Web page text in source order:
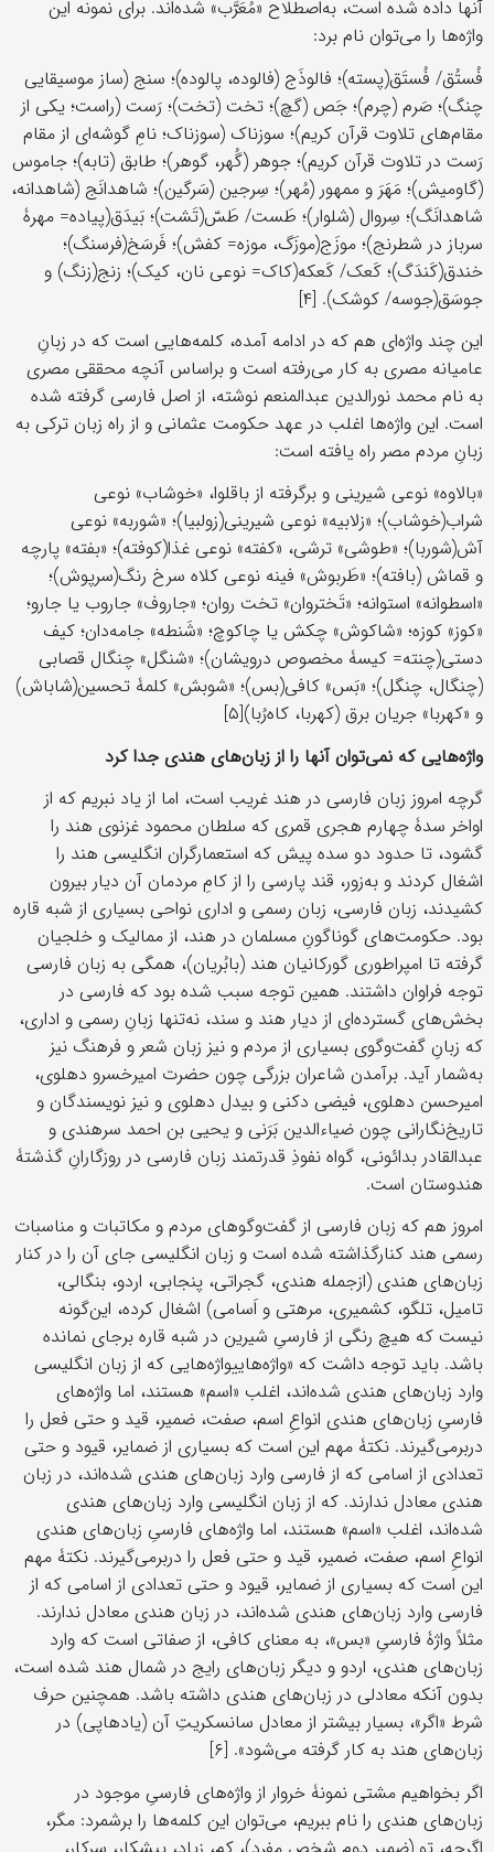
آنها داده شده است، به‌اصطلاح «مُعَرَّب» شده‌اند. برای نمونه این
واژه‌ها را می‌توان نام برد:
فُستُق/ فُستَق(پسته)؛ فالوذَج (فالوده، پالوده)؛ سنج (ساز موسیقایی
چنگ)؛ صَرم (چرم)؛ جَص (گچ)؛ تخت (تخت)؛ رَست (راست؛ یکی از
مقام‌های تلاوت قرآن کریم)؛ سوزناک (سوزناک؛ نامِ گوشه‌ای از مقام
رَست در تلاوت قرآن کریم)؛ جوهر (گُهر، گوهر)؛ طابق (تابه)؛ جاموس
(گاومیش)؛ مَهَرَ و ممهور (مُهر)؛ سِرجین (سَرگین)؛ شاهدانَج (شاهدانه،
شاهدانَگ)؛ سِروال (شلوار)؛ طَست/ طَسّ(تَشت)؛ بَیدَق(پیاده= مهرۀ
سرباز در شطرنج)؛ موزَج(موزَگ، موزه= کفش)؛ فَرسَخ(فرسنگ)؛
خندق(کَندَگ)؛ کَعک/ کَعکه(کاک= نوعی نان، کیک)؛ زنج(زنگ) و
جوسَق(جوسه/ کوشک). [۴]
این چند واژه‌ای هم که در ادامه آمده، کلمه‌هایی است که در زبانِ
عامیانه‌ مصری به کار می‌رفته است و براساس آنچه محققی مصری
به نام محمد نورالدین عبدالمنعم نوشته، از اصل فارسی گرفته شده‌
است. این واژه‌ها اغلب در عهد حکومت عثمانی و از راه زبان ترکی به
زبانِ مردم مصر راه یافته است:
«بالاوه» نوعی شیرینی و برگرفته از باقلوا، «خوشاب» نوعی
شراب(خوشاب)؛ «زلابیه» نوعی شیرینی(زولبیا)؛ «شوربه» نوعی
آش(شوربا)؛ «طوشی» ترشی، «کفته» نوعی غذا(کوفته)؛ «بفته» پارچه
و قماش (بافته)؛ «طَربوش» فینه نوعی کلاه سرخ رنگ(سرپوش)؛
«اسطوانه» استوانه؛ «تَختروان» تخت روان؛ «جاروف» جاروب یا جارو؛
«کوز» کوزه؛ «شاکوش» چکش یا چاکوچ؛ «شَنطه» جامه‌دان؛ کیف
دستی(چنته= کیسۀ مخصوص درویشان)؛ «شنگل» چنگال قصابی
(چنگال، چنگل)؛ «بَس» کافی(بس)؛ «شوبش» کلمۀ تحسین(شاباش)
و «کهربا» جریان برق (کهربا، کاه‌رُبا)[۵]
واژه‌هایی که نمی‌توان آنها را از زبان‌های هندی جدا کرد
گرچه امروز زبان فارسی در هند غریب است، اما از یاد نبریم که از
اواخر سدۀ چهارم هجری قمری که سلطان محمود غزنوی هند را
گشود، تا حدود دو سده پیش که استعمارگران انگلیسی هند را
اشغال کردند و به‌زور، قند پارسی را از کامِ مردمان آن دیار بیرون
کشیدند، زبان فارسی، زبان رسمی و اداری نواحی بسیاری از شبه قاره
بود. حکومت‌های گوناگونِ مسلمان در هند، از ممالیک و خلجیان
گرفته تا امپراطوری گورکانیان هند (بابُریان)، همگی به زبان فارسی
توجه فراوان داشتند. همین توجه سبب شده بود که فارسی در
بخش‌های گسترده‌ای از دیار هند و سند، نه‌تنها زبانِ رسمی و اداری،
که زبانِ گفت‌وگوی بسیاری از مردم و نیز زبان شعر و فرهنگ نیز
به‌شمار آید. برآمدن شاعران بزرگی چون حضرت امیرخسرو دهلوی،
امیرحسن دهلوی، فیضی دکنی و بیدل دهلوی و نیز نویسندگان و
تاریخ‌نگارانی چون ضیاءالدین بَرَنی و یحیی بن احمد سرهندی و
عبدالقادر بدائونی، گواه نفوذِ قدرتمند زبان فارسی در روزگارانِ گذشتۀ
هندوستان است.
امروز هم که زبان فارسی از گفت‌وگوهای مردم و مکاتبات و مناسبات
رسمی هند کنارگذاشته شده است و زبان انگلیسی جای آن را در کنار
زبان‌های هندی (ازجمله هندی، گجراتی، پنجابی، اردو، بنگالی،
تامیل، تلگو، کشمیری، مرهتی و اَسامی) اشغال کرده، این‌گونه
نیست که هیچ رنگی از فارسیِ شیرین در شبه قاره برجای نمانده
باشد. باید توجه داشت که «واژه‌هاییواژه‌هایی که از زبان انگلیسی
وارد زبان‌های هندی شده‌اند، اغلب «اسم» هستند، اما واژه‌های
فارسیِ زبان‌های هندی انواعِ اسم، صفت، ضمیر، قید و حتی فعل را
دربرمی‌گیرند. نکتۀ مهم این است که بسیاری از ضمایر، قیود و حتی
تعدادی از اسامی که از فارسی وارد زبان‌های هندی شده‌اند، در زبان
هندی معادل ندارند. که از زبان انگلیسی وارد زبان‌های هندی
شده‌اند، اغلب «اسم» هستند، اما واژه‌های فارسیِ زبان‌های هندی
انواعِ اسم، صفت، ضمیر، قید و حتی فعل را دربرمی‌گیرند. نکتۀ مهم
این است که بسیاری از ضمایر، قیود و حتی تعدادی از اسامی که از
فارسی وارد زبان‌های هندی شده‌اند، در زبان هندی معادل ندارند.
مثلاً واژۀ فارسیِ «بس»، به معنای کافی، از صفاتی است که وارد
زبان‌های هندی، اردو و دیگر زبان‌های رایج در شمال هند شده است،
بدون آنکه معادلی در زبان‌های هندی داشته باشد. همچنین حرف
شرط «اگر»، بسیار بیشتر از معادل سانسکریتِ آن (یادهاپی) در
زبان‌های هند به کار گرفته می‌شود». [۶]
اگر بخواهیم مشتی نمونۀ خروار از واژه‌های فارسیِ موجود در
زبان‌های هندی را نام ببریم، می‌توان این کلمه‌ها را برشمرد: مگر،